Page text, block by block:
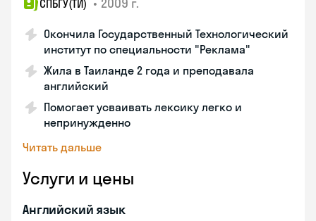
СПБГУ(ТИ)
Окончила Государственный Технологический
институт по специальности "Реклама"
Жила в Таиланде 2 года и преподавала
английский
Помогает усваивать лексику легко и
непринужденно
Читать дальше
Услуги и цены
Английский язык